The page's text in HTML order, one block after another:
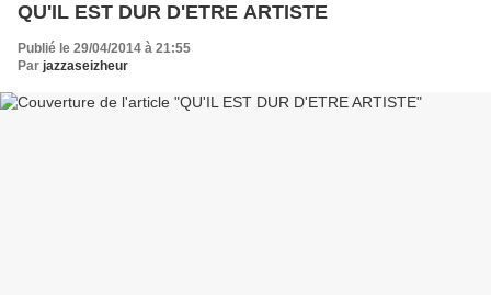
QU'IL EST DUR D'ETRE ARTISTE
Publié le 29/04/2014 à 21:55
Par jazzaseizheur